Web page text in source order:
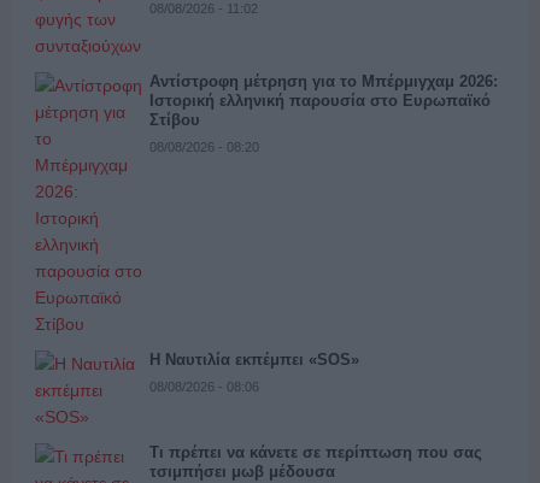
08/08/2026 - 11:02
Αντίστροφη μέτρηση για το Μπέρμιγχαμ 2026:
Ιστορική ελληνική παρουσία στο Ευρωπαϊκό
Στίβου
08/08/2026 - 08:20
Η Ναυτιλία εκπέμπει «SOS»
08/08/2026 - 08:06
Τι πρέπει να κάνετε σε περίπτωση που σας
τσιμπήσει μωβ μέδουσα